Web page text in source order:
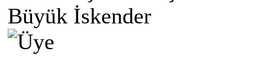
Büyük İskender